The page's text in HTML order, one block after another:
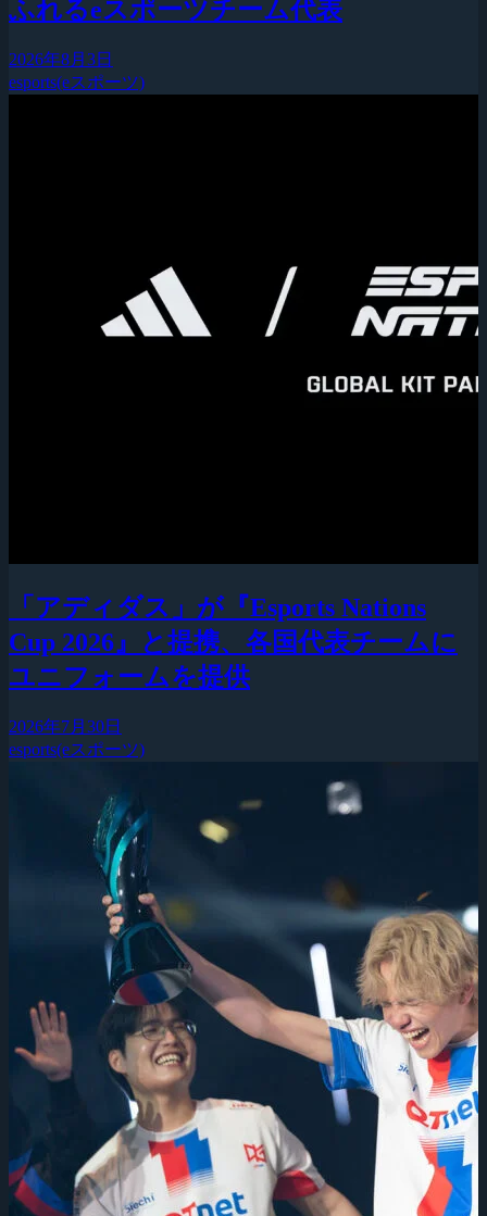
ふれるeスポーツチーム代表
2026年8月3日
esports(eスポーツ)
「アディダス」が『Esports Nations
Cup 2026』と提携、各国代表チームに
ユニフォームを提供
2026年7月30日
esports(eスポーツ)